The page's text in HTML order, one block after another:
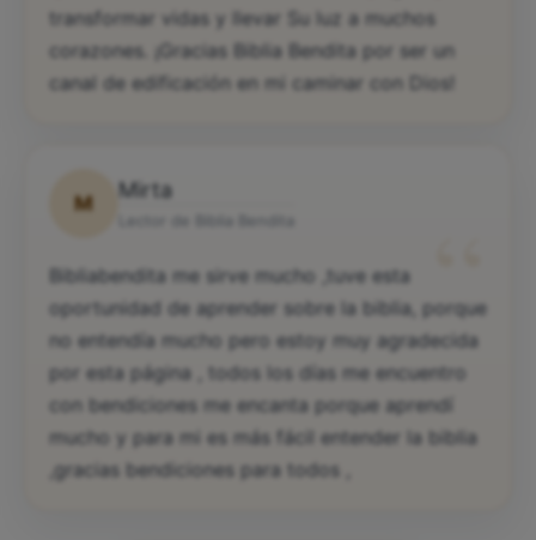
transformar vidas y llevar Su luz a muchos
corazones. ¡Gracias Biblia Bendita por ser un
canal de edificación en mi caminar con Dios!
M
Mirta
“
Bibliabendita me sirve mucho ,tuve esta
oportunidad de aprender sobre la biblia, porque
no entendía mucho pero estoy muy agradecida
por esta página , todos los días me encuentro
con bendiciones me encanta porque aprendí
mucho y para mi es más fácil entender la biblia
,gracias bendiciones para todos ,